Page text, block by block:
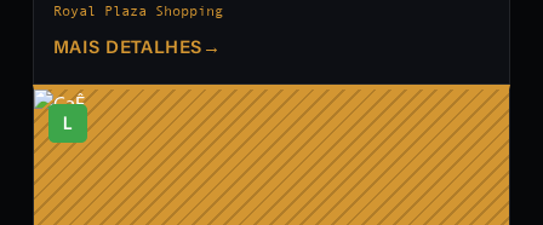
Royal Plaza Shopping
MAIS DETALHES →
L